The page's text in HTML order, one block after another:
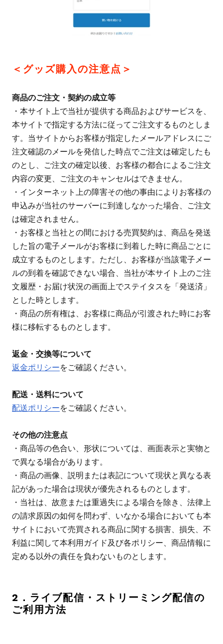
＜グッズ購入の注意点＞
商品のご注文・契約の成立等
・本サイト上で当社が提供する商品およびサービスを、
本サイトで指定する方法に従ってご注文するものとしま
す。当サイトからお客様が指定したメールアドレスにご
注文確認のメールを発信した時点でご注文は確定したも
のとし、ご注文の確定以後、お客様の都合によるご注文
内容の変更、ご注文のキャンセルはできません。
・インターネット上の障害その他の事由によりお客様の
申込みが当社のサーバーに到達しなかった場合、ご注文
は確定されません。
・お客様と当社との間における売買契約は、商品を発送
した旨の電子メールがお客様に到着した時に商品ごとに
成立するものとします。ただし、お客様が当該電子メー
ルの到着を確認できない場合、当社が本サイト上のご注
文履歴・お届け状況の画面上でステイタスを「発送済」
とした時とします。
・商品の所有権は、お客様に商品が引渡された時にお客
様に移転するものとします。
返金・交換等について
返金ポリシーをご確認ください。
配送・送料について
配送ポリシーをご確認ください。
その他の注意点
・商品等の色合い、形状については、画面表示と実物と
で異なる場合があります。
・商品の画像、説明または表記について現状と異なる表
記があった場合は現状が優先されるものとします。
・当社は、故意または重過失による場合を除き、法律上
の請求原因の如何を問わず、いなかる場合においても本
サイトにおいて売買される商品に関する損害、損失、不
利益に関して本利用ガイド及び各ポリシー、商品情報に
定める以外の責任を負わないものとします。
2．ライブ配信・ストリーミング配信の
ご利用方法